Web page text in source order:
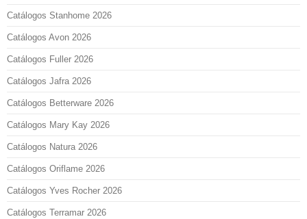
Catálogos Stanhome 2026
Catálogos Avon 2026
Catálogos Fuller 2026
Catálogos Jafra 2026
Catálogos Betterware 2026
Catálogos Mary Kay 2026
Catálogos Natura 2026
Catálogos Oriflame 2026
Catálogos Yves Rocher 2026
Catálogos Terramar 2026